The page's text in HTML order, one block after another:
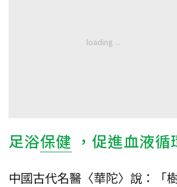
足浴保健 ，促進血液循
中國古代名醫〈華陀〉說：「